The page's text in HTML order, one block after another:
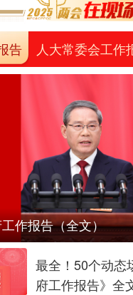
告 人大常委会工作
作报告（全文）
最全！50个动态
府工作报告》全